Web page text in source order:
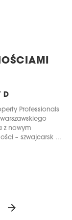
D
Professionals
z nowym
– szwajcarsk ...
arrow_forward